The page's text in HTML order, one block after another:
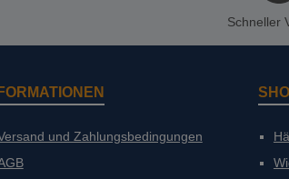
Schneller
und Zahlungsbedingungen